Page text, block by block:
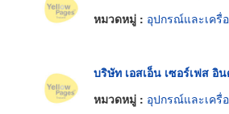
หมวดหมู่ : อุปกรณ์และเครื่อง
บริษัท เอสเอ็น เซอร์เฟส อิ
หมวดหมู่ : อุปกรณ์และเครื่อง